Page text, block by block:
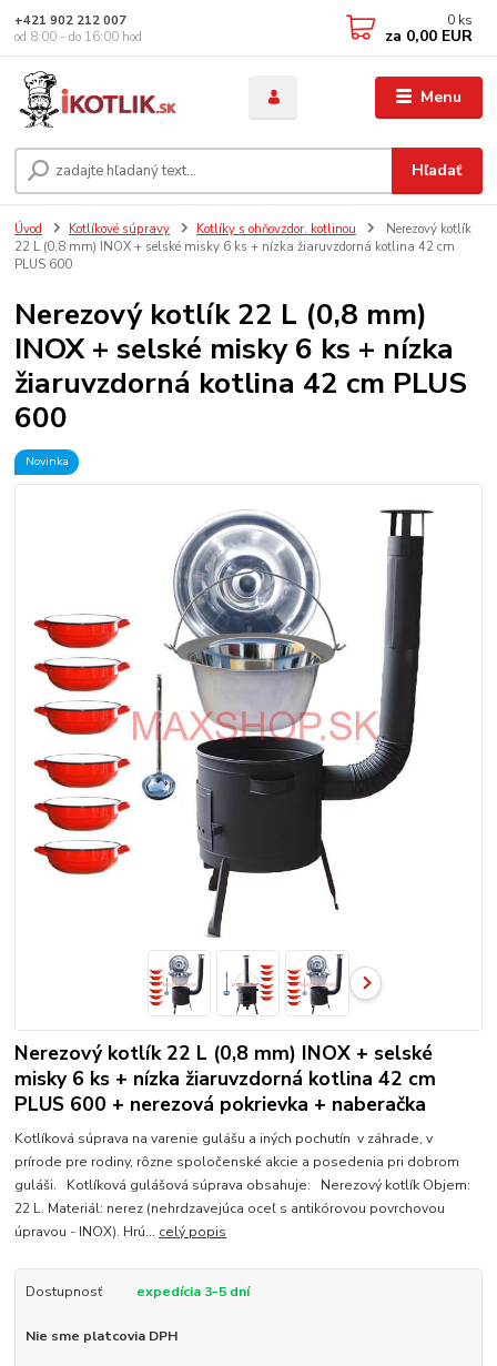
Menu
Hľadať
+421 902 212 007
od 8:00 - do 16:00 hod
0 ks
za 0,00 EUR
Úvod Kotlíkové súpravy Kotlíky s ohňovzdor. kotlinou
Nerezový kotlík
22 L (0,8 mm) INOX + selské misky 6 ks + nízka žiaruvzdorná kotlina 42 cm
PLUS 600
Nerezový kotlík 22 L (0,8 mm)
INOX + selské misky 6 ks + nízka
žiaruvzdorná kotlina 42 cm PLUS
600
Novinka
Nerezový kotlík 22 L (0,8 mm) INOX + selské
misky 6 ks + nízka žiaruvzdorná kotlina 42 cm
PLUS 600 + nerezová pokrievka + naberačka
Kotlíková súprava na varenie gulášu a iných pochutín v záhrade, v
prírode pre rodiny, rôzne spoločenské akcie a posedenia pri dobrom
guláši. Kotlíková gulášová súprava obsahuje: Nerezový kotlík Objem:
22 L. Materiál: nerez (nehrdzavejúca oceľ s antikórovou povrchovou
úpravou - INOX). Hrú... celý popis
Dostupnosť expedícia 3-5 dní
Nie sme platcovia DPH